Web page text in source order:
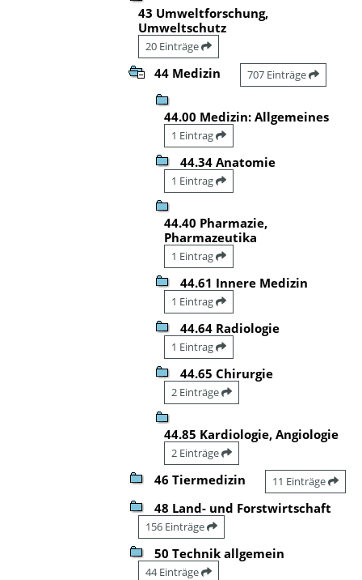
43 Umweltforschung,
Umweltschutz
20 Einträge
44 Medizin 707 Einträge
44.00 Medizin: Allgemeines
1 Eintrag
44.34 Anatomie
1 Eintrag
44.40 Pharmazie,
Pharmazeutika
1 Eintrag
44.61 Innere Medizin
1 Eintrag
44.64 Radiologie
1 Eintrag
44.65 Chirurgie
2 Einträge
44.85 Kardiologie, Angiologie
2 Einträge
46 Tiermedizin 11 Einträge
48 Land- und Forstwirtschaft
156 Einträge
50 Technik allgemein
44 Einträge